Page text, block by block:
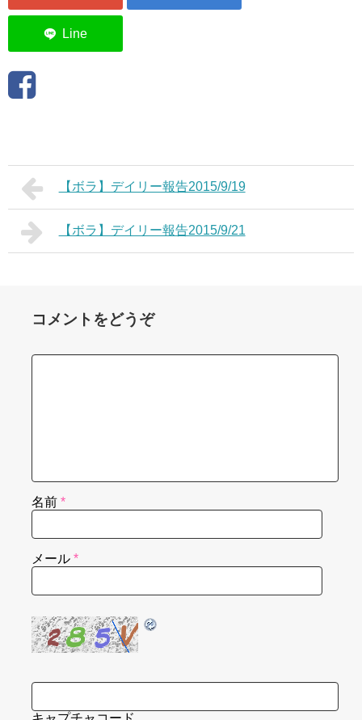
【ボラ】デイリー報告2015/9/19
【ボラ】デイリー報告2015/9/21
コメントをどうぞ
名前 *
メール *